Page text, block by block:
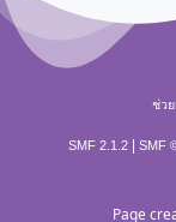
ช่ว
SMF 2.1.2 SMF
Page